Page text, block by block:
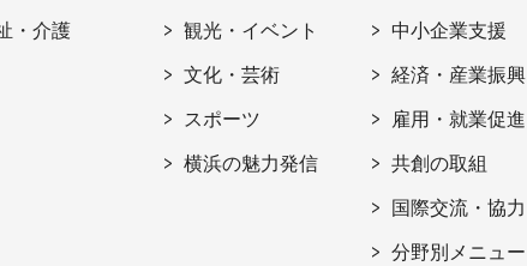
・介護 観光・イベント
文化・芸術
スポーツ
横浜の魅力発信
中小企業支援
経済・産業振興
雇用・就業促進
共創の取組
国際交流・協力
分野別メニュー